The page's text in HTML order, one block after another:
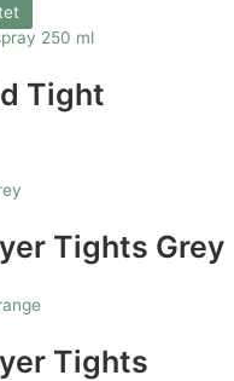
Tight
Tights Grey
Tights